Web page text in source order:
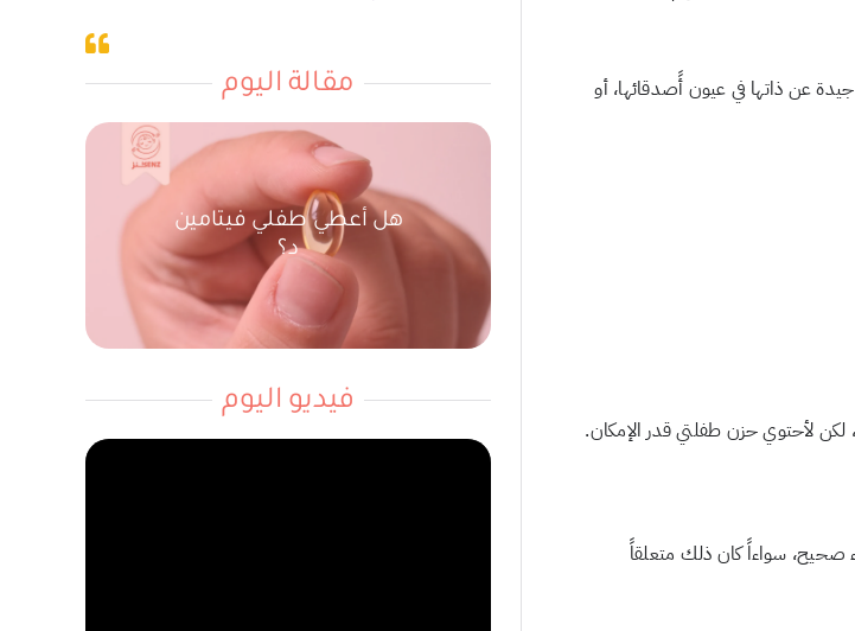
عن ذاتها في عيون أًصدقائها، أو
لكن لأحتوي حزن طفلتي قدر الإمكان.
صحيح، سواءاً كان ذلك متعلقاً
مقالة اليوم
هل أعطي طفلي فيتامين
د؟
فيديو اليوم